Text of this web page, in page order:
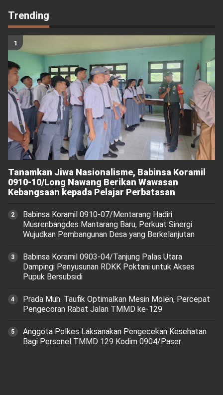
Trending
Tanamkan Jiwa Nasionalisme, Babinsa Koramil
0910-10/Long Nawang Berikan Wawasan
Kebangsaan kepada Pelajar Perbatasan
Babinsa Koramil 0910-07/Mentarang Hadiri
Musrenbangdes Mantarang Baru, Perkuat Sinergi
Wujudkan Pembangunan Desa yang Berkelanjutan
‎Babinsa Koramil 0903-04/Tanjung Palas Utara
Dampingi Penyusunan RDKK Poktani untuk Akses
Pupuk Bersubsidi
Prada Muh. Taufik Optimalkan Mesin Molen, Percepat
Pengecoran Rabat Jalan TMMD ke-129
Anggota Polkes Laksanakan Pengecekan Kesehatan
Bagi Personel TMMD 129 Kodim 0904/Paser